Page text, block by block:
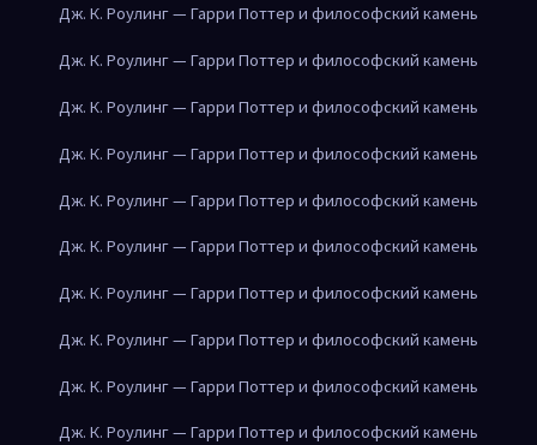
Дж. К. Роулинг — Гарри Поттер и философский камень
Дж. К. Роулинг — Гарри Поттер и философский камень
Дж. К. Роулинг — Гарри Поттер и философский камень
Дж. К. Роулинг — Гарри Поттер и философский камень
Дж. К. Роулинг — Гарри Поттер и философский камень
Дж. К. Роулинг — Гарри Поттер и философский камень
Дж. К. Роулинг — Гарри Поттер и философский камень
Дж. К. Роулинг — Гарри Поттер и философский камень
Дж. К. Роулинг — Гарри Поттер и философский камень
Дж. К. Роулинг — Гарри Поттер и философский камень